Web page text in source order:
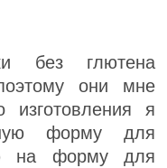
без глютена
они мне
изготовления я
форму для
на форму для